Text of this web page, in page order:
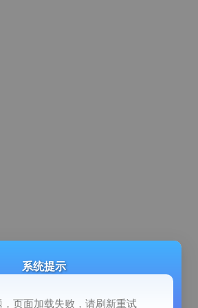
系统提示
页面加载失败，请刷新重试